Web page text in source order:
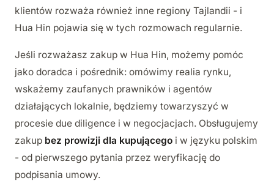
klientów rozważa również inne regiony Tajlandii - i
Hua Hin pojawia się w tych rozmowach regularnie.
Jeśli rozważasz zakup w Hua Hin, możemy pomóc
jako doradca i pośrednik: omówimy realia rynku,
wskażemy zaufanych prawników i agentów
działających lokalnie, będziemy towarzyszyć w
procesie due diligence i w negocjacjach. Obsługujemy
zakup bez prowizji dla kupującego i w języku polskim
- od pierwszego pytania przez weryfikację do
podpisania umowy.